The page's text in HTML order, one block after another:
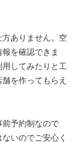
ありません。空
を確認できま
してみたりと工
を作ってもらえ
前予約制なので
いのでご安心く